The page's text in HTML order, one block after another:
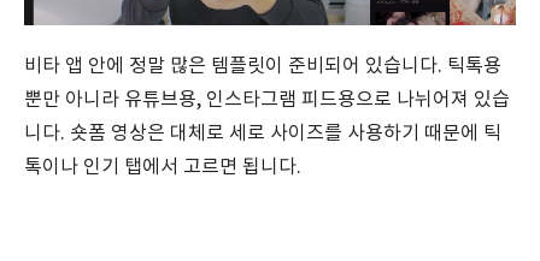
비타 앱 안에 정말 많은 템플릿이 준비되어 있습니다. 틱톡용
뿐만 아니라 유튜브용, 인스타그램 피드용으로 나뉘어져 있습
니다. 숏폼 영상은 대체로 세로 사이즈를 사용하기 때문에 틱
톡이나 인기 탭에서 고르면 됩니다.